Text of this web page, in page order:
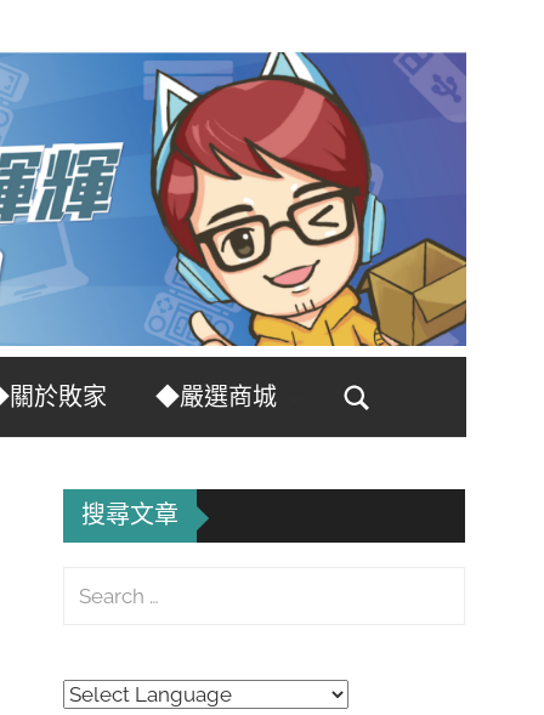
於敗家
◆嚴選商城
Search
搜尋文章
Search